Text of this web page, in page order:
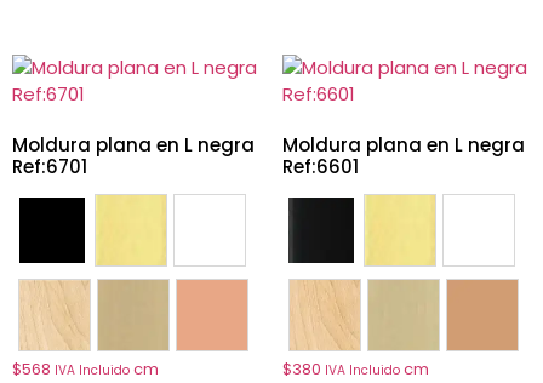
Moldura plana en L negra
Ref:6701
6707
$568 IVA Incluido cm
Moldura plana en L negra
Ref:6601
6607
$380 IVA Incluidocm